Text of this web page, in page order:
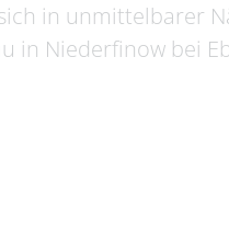
in unmittelbarer
in Niederfinow bei